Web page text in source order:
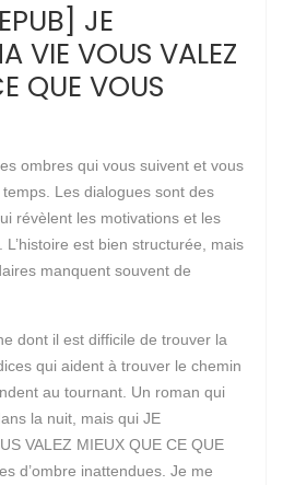
JE
VIE VOUS VALEZ
QUE VOUS
ombres qui vous suivent et vous
Les dialogues sont des
révèlent les motivations et les
est bien structurée, mais
manquent souvent de
dont il est difficile de trouver la
qui aident à trouver le chemin
au tournant. Un roman qui
la nuit, mais qui JE
VALEZ MIEUX QUE CE QUE
d’ombre inattendues. Je me